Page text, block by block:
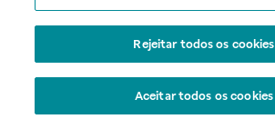
Rejeitar todos os cookies
Aceitar todos os cookies